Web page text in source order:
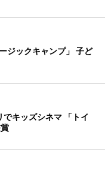
ジックキャンプ」 子ど
キッズシネマ 「トイ